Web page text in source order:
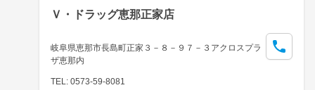
Ｖ・ドラッグ恵那正家店
岐阜県恵那市長島町正家３－８－９７－３アクロスプラ
ザ恵那内
TEL: 0573-59-8081